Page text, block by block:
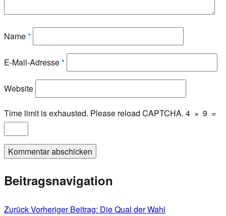
Name*
E-Mail-Adresse*
Website
Time limit is exhausted. Please reload CAPTCHA. 4 × 9 =
Beitragsnavigation
ZurückVorheriger Beitrag: Die Qual der Wahl